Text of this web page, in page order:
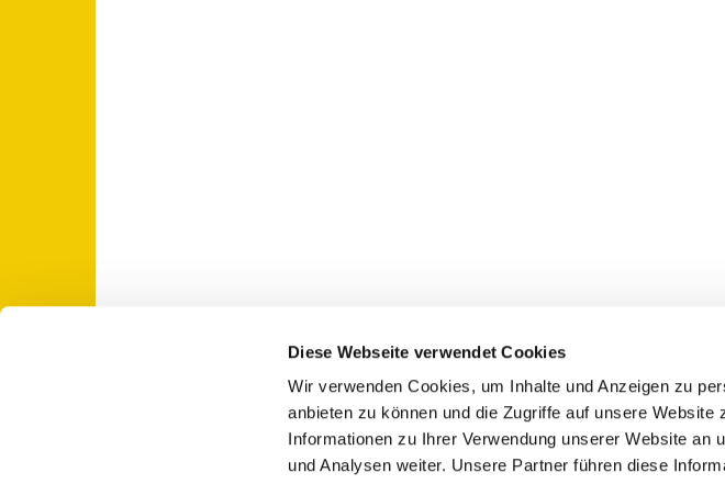
Diese Webseite verwendet Cookies
Wir verwenden Cookies, um Inhalte und Anzeigen zu
anbieten zu können und die Zugriffe auf unsere Website
Informationen zu Ihrer Verwendung unserer Website an
und Analysen weiter. Unsere Partner führen diese
St. Otto: Katholische Kirche Usedom-Anklam-Greifswald ·